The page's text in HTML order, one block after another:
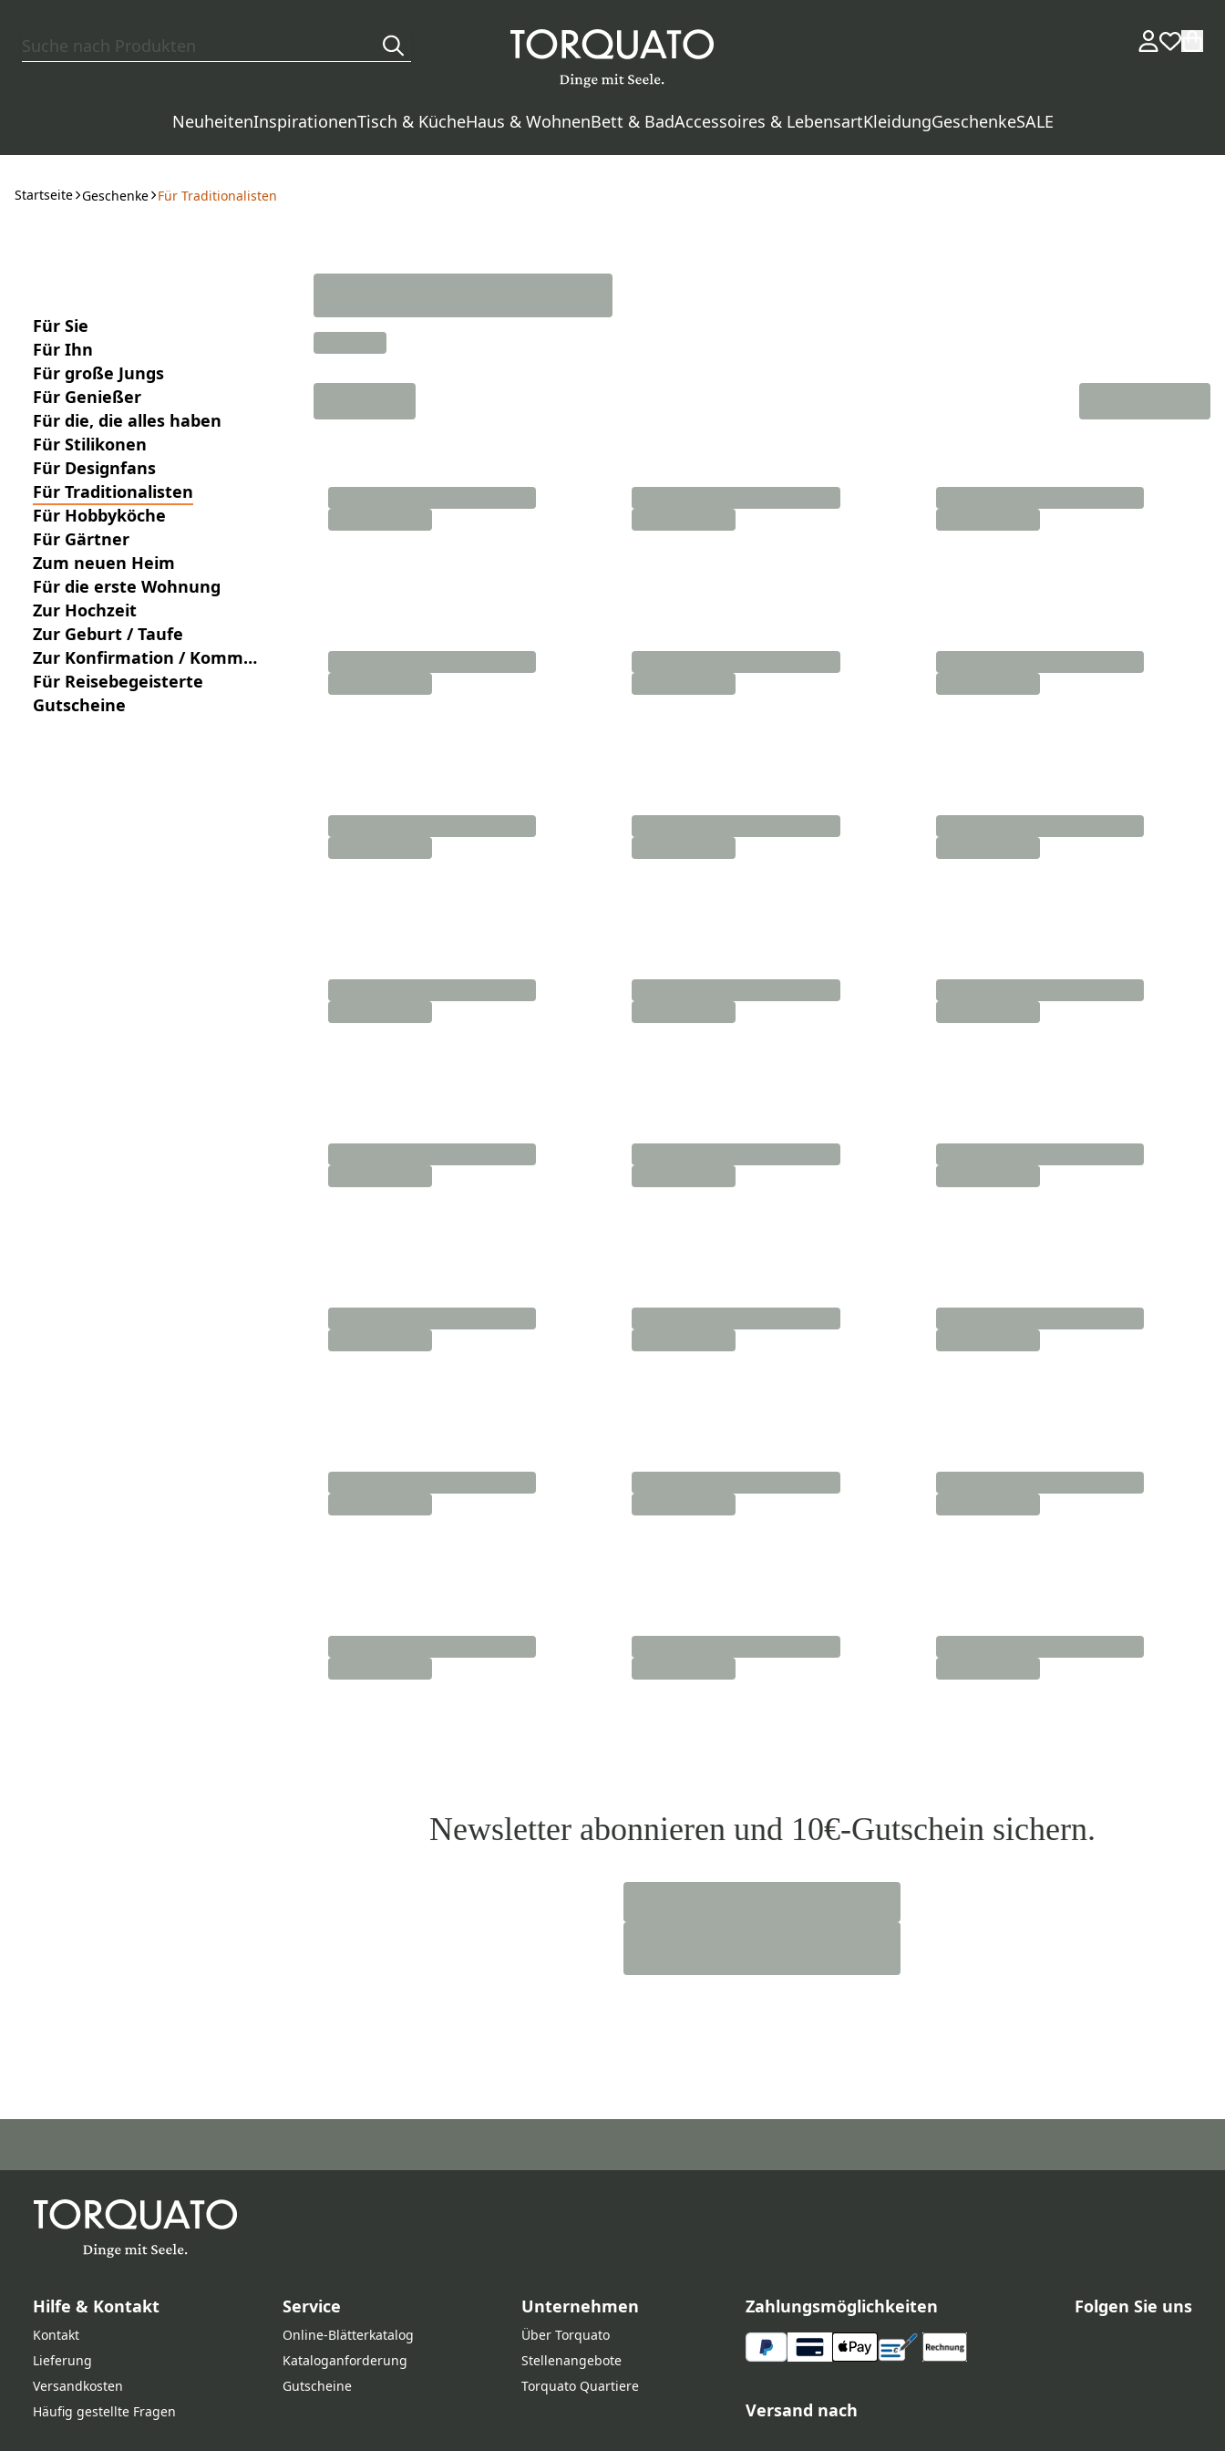
NeuheitenInspirationenTisch & KücheHaus & WohnenBett & BadAccessoires & LebensartKleidungGeschenkeSALE
Startseite Geschenke Für Traditionalisten
Für Sie
Für Ihn
Für große Jungs
Für Genießer
Für die, die alles haben
Für Stilikonen
Für Designfans
Für Traditionalisten
Für Hobbyköche
Für Gärtner
Zum neuen Heim
Für die erste Wohnung
Zur Hochzeit
Zur Geburt / Taufe
Zur Konfirmation / Kommu
nion
Für Reisebegeisterte
Gutscheine
Newsletter abonnieren und 10€-Gutschein sichern.
Hilfe & Kontakt
Kontakt
Lieferung
Versandkosten
Häufig gestellte Fragen
Service
Online‑Blätterkatalog
Kataloganforderung
Gutscheine
Unternehmen
Über Torquato
Stellenangebote
Torquato Quartiere
Zahlungsmöglichkeiten
Versand nach
Folgen Sie uns